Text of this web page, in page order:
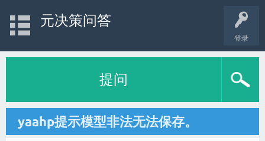
登录
元决策问答
提问
yaahp提示模型非法无法保存。